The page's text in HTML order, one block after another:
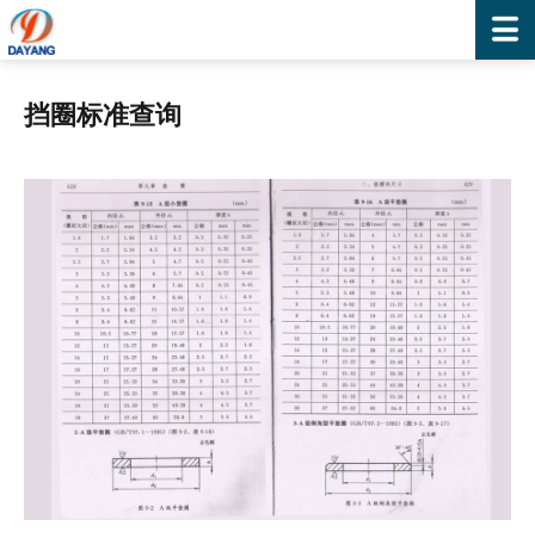
挡圈标准查询